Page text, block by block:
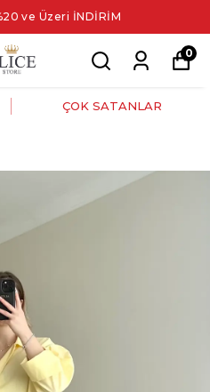
ve Üzeri İNDİRİM
0
ÇOK SATANLAR